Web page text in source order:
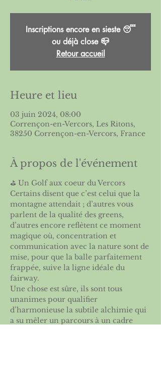
Inscriptions encore en sieste 😴
ou déjà close 📪
Retour accueil
Heure et lieu
03 juin 2024, 08:00
Corrençon-en-Vercors, Les Ritons,
38250 Corrençon-en-Vercors, France
À propos de l'événement
⛳️ Un Golf aux coeur du Vercors
Certains disent que c’est celui que la
montagne attendait ; d’autres vous
parlent de la qualité des greens,
d’autres encore reflètent ce moment
magique où, concentration et
communication avec la nature sont de
mise, pour que la balle parfaitement
frappée, suive la ligne idéale du
fairway.
Une chose est sûre, ils sont tous
unanimes pour qualifier
d’harmonieuse la subtile alchimie qui
a su mêler un parcours à un cadre